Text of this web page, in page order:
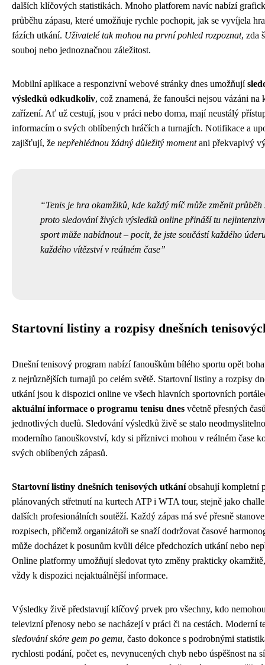
dalších klíčových statistikách. Mnoho platforem navíc nabízí
průběhu zápasu, které umožňuje rychle pochopit, jak se vyvíjela
fázích utkání. Uživatelé tak mohou na první pohled rozpoznat, zda
souboj nebo jednoznačnou záležitost.
Mobilní aplikace a responzivní webové stránky dnes umožňují
výsledků odkudkoliv, což znamená, že fanoušci nejsou vázáni na
zařízení. Ať už cestují, jsou v práci nebo doma, mají neustálý
informacím o svých oblíbených hráčích a turnajích. Notifikace a
zajišťují, že nepřehlédnou žádný důležitý momentani překvapivý
Tenis je hra okamžiků, kde každý míč může změnit
proto sledování živých výsledků online přináší tu
sport může nabídnout – pocit, že jste součástí každého
každého vítězství v reálném čase
Startovní listiny a rozpisy dnešních
Dnešní tenisový program nabízí fanouškům bílého sportu opět
z nejrůznějších turnajů po celém světě. Startovní listiny a rozpisy
utkání jsou k dispozici online ve všech hlavních sportovních
aktuální informace o programu tenisu dnes včetně přesných
jednotlivých duelů. Sledování výsledků živě se stalo
moderního fanouškovství, kdy si příznivci mohou v reálném čase
svých oblíbených zápasů.
Startovní listiny dnešních tenisových utkáníobsahují kompletní
plánovaných střetnutí na kurtech ATP i WTA tour, stejně jako
dalších profesionálních soutěží. Každý zápas má své přesně
rozpisech, přičemž organizátoři se snaží dodržovat časové
může docházet k posunům kvůli délce předchozích utkání nebo
Online platformy umožňují sledovat tyto změny prakticky
vždy k dispozici nejaktuálnější informace.
Výsledky živě představují klíčový prvek pro všechny, kdo
televizní přenosy nebo se nacházejí v práci či na cestách. Moderní
sledování skóre gem po gemu, často dokonce s podrobnými
rychlosti podání, počet es, nevynucených chyb nebo úspěšnost na